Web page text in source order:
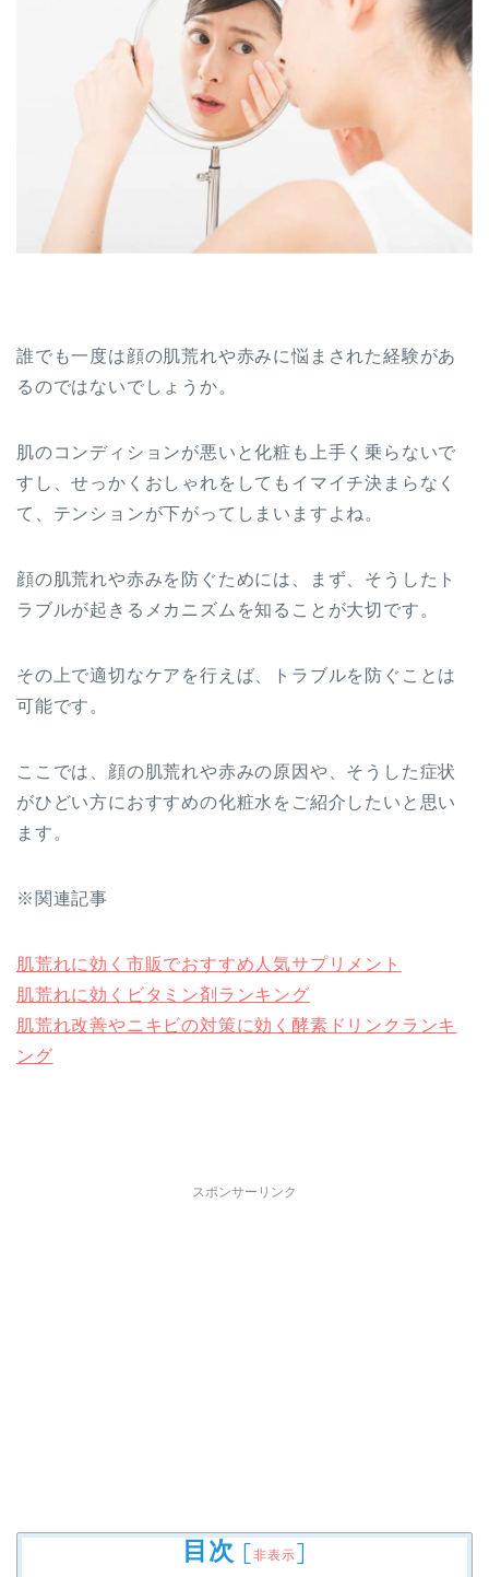
誰でも一度は顔の肌荒れや赤みに悩まされた経験があ
るのではないでしょうか。
肌のコンディションが悪いと化粧も上手く乗らないで
すし、せっかくおしゃれをしてもイマイチ決まらなく
て、テンションが下がってしまいますよね。
顔の肌荒れや赤みを防ぐためには、まず、そうしたト
ラブルが起きるメカニズムを知ることが大切です。
その上で適切なケアを行えば、トラブルを防ぐことは
可能です。
ここでは、顔の肌荒れや赤みの原因や、そうした症状
がひどい方におすすめの化粧水をご紹介したいと思い
ます。
※関連記事
肌荒れに効く市販でおすすめ人気サプリメント
肌荒れに効くビタミン剤ランキング
肌荒れ改善やニキビの対策に効く酵素ドリンクランキ
ング
スポンサーリンク
目次 [非表示]